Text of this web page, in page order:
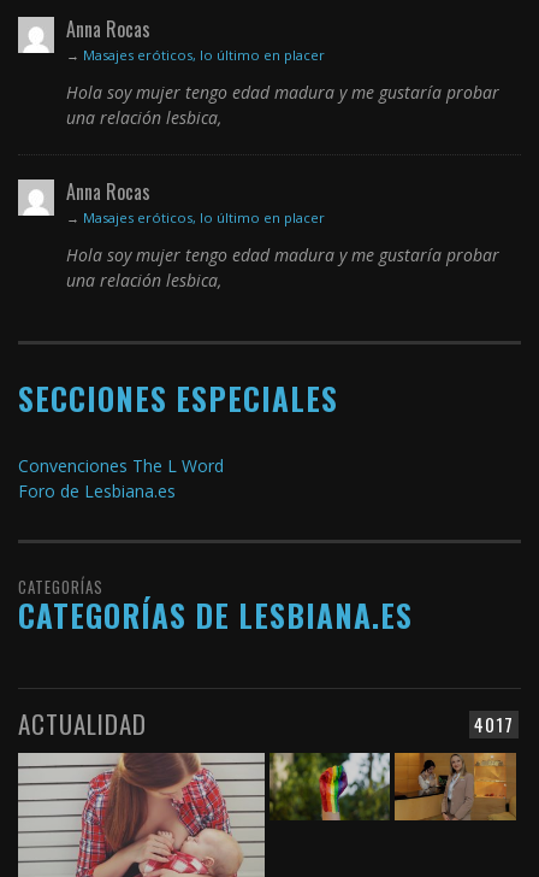
Anna Rocas
→ Masajes eróticos, lo último en placer
Hola soy mujer tengo edad madura y me gustaría probar
una relación lesbica,
Anna Rocas
→ Masajes eróticos, lo último en placer
Hola soy mujer tengo edad madura y me gustaría probar
una relación lesbica,
SECCIONES ESPECIALES
Convenciones The L Word
Foro de Lesbiana.es
CATEGORÍAS
CATEGORÍAS DE LESBIANA.ES
4017
ACTUALIDAD